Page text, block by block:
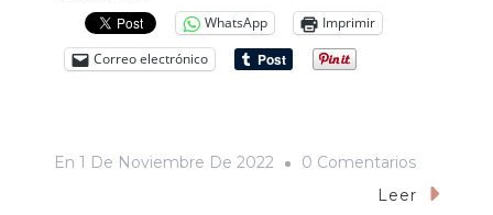
WhatsApp
Imprimir
Correo electrónico
En 1 De Noviembre De 2022 0 ComentariosEn
Aprueba
Leer